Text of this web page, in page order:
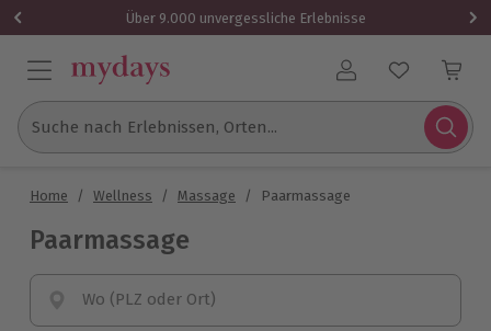
Über 9.000 unvergessliche Erlebnisse
Benutzerkonto
Suche nach Erlebnissen, Orten...
Home / Wellness / Massage / Paarmassage
Paarmassage
Wo (PLZ oder Ort)